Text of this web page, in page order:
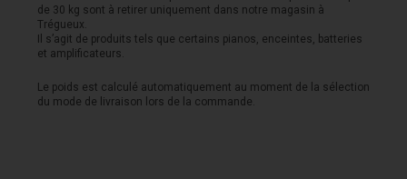
-
50w
Bt
de 30 kg sont à retirer uniquement dans notre magasin à
Trégueux.
Il s’agit de produits tels que certains pianos, enceintes, batteries
et amplificateurs.
Le poids est calculé automatiquement au moment de la sélection
du mode de livraison lors de la commande.